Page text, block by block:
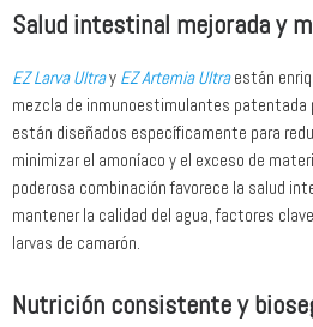
Salud intestinal mejorada y
EZ Larva Ultray EZ Artemia Ultra están
mezcla de inmunoestimulantes patentada
están diseñados específicamente para
minimizar el amoníaco y el exceso de
poderosa combinación favorece la salud
mantener la calidad del agua, factores
larvas de camarón.
Nutrición consistente y